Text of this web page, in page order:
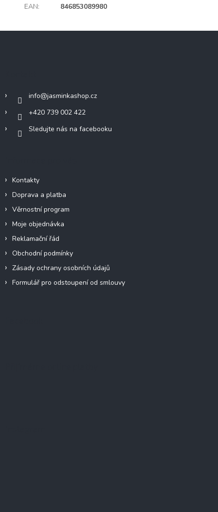
EAN: 846853089980
info@jasminkashop.cz
+420 739 002 422
Sledujte nás na facebooku
Kontakty
Doprava a platba
Věrnostní program
Moje objednávka
Reklamační řád
Obchodní podmínky
Zásady ochrany osobních údajů
Formulář pro odstoupení od smlouvy